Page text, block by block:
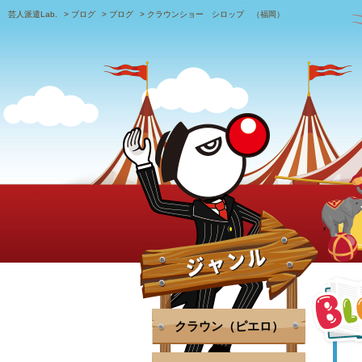
芸人派遣Lab. > ブログ > ブログ > クラウンショー シロップ （福岡）
クラウン（ピエロ）